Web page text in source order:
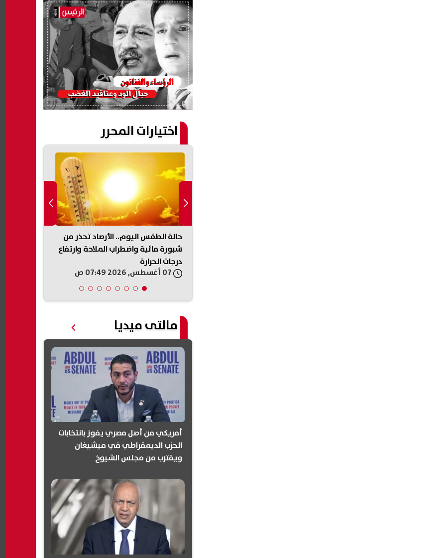
اختيارات المحرر
حالة الطقس اليوم.. الأرصاد تحذر من
شبورة مائية واضطراب الملاحة وارتفاع
درجات الحرارة
مالتى ميديا
أمريكي من أصل مصري يفوز بانتخابات
الحزب الديمقراطي في ميشيغان
ويقترب من مجلس الشيوخ